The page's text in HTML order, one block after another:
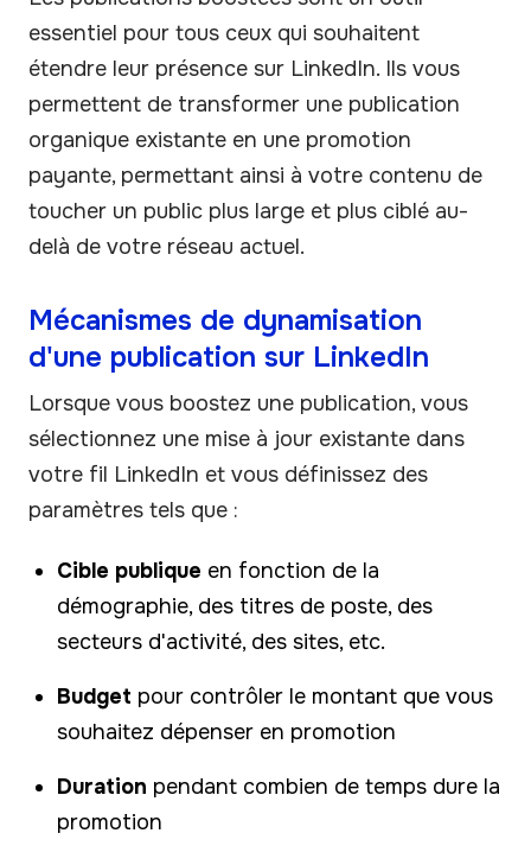
essentiel pour tous ceux qui souhaitent
étendre leur présence sur LinkedIn. Ils vous
permettent de transformer une publication
organique existante en une promotion
payante, permettant ainsi à votre contenu de
toucher un public plus large et plus ciblé au-
delà de votre réseau actuel.
Mécanismes de dynamisation
d'une publication sur LinkedIn
Lorsque vous boostez une publication, vous
sélectionnez une mise à jour existante dans
votre fil LinkedIn et vous définissez des
paramètres tels que :
Cible publique en fonction de la
démographie, des titres de poste, des
secteurs d'activité, des sites, etc.
Budget pour contrôler le montant que vous
souhaitez dépenser en promotion
Duration pendant combien de temps dure la
promotion